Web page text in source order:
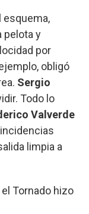
esquema,
pelota y
por
obligó
Sergio
Todo lo
Valverde
limpia a
Tornado hizo